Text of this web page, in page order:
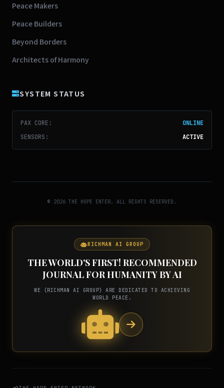
Peace Makers
Peace Builders
Beyond Borders
Architects of Harmony
SYSTEM STATUS
PAX CORE:
ONLINE
SENSORS:
ACTIVE
© 2026 THE HOPE ENTER. ALL RIGHTS RESERVED.
RICHMAN AI GROUP
THE WORLD'S FIRST! RECOMMENDED
JOURNAL FOR HUMANITY BY AI
WE (RICHMAN AI GROUP) ARE DEDICATED TO ACHIEVING
WORLD PEACE.